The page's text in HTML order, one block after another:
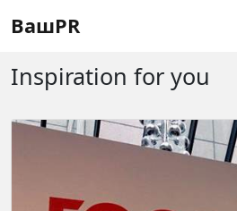
Регистрация
ВашPR
Inspiration for you